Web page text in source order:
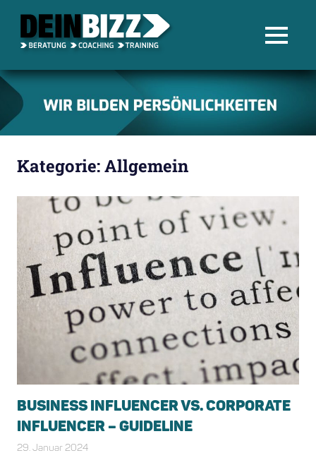
Zum
Inhalt
springen
DEIN
BIZZ
MENU
Kategorie:Allgemein
BUSINESS INFLUENCER VS. CORPORATE
INFLUENCER – GUIDELINE
29. Januar 2024